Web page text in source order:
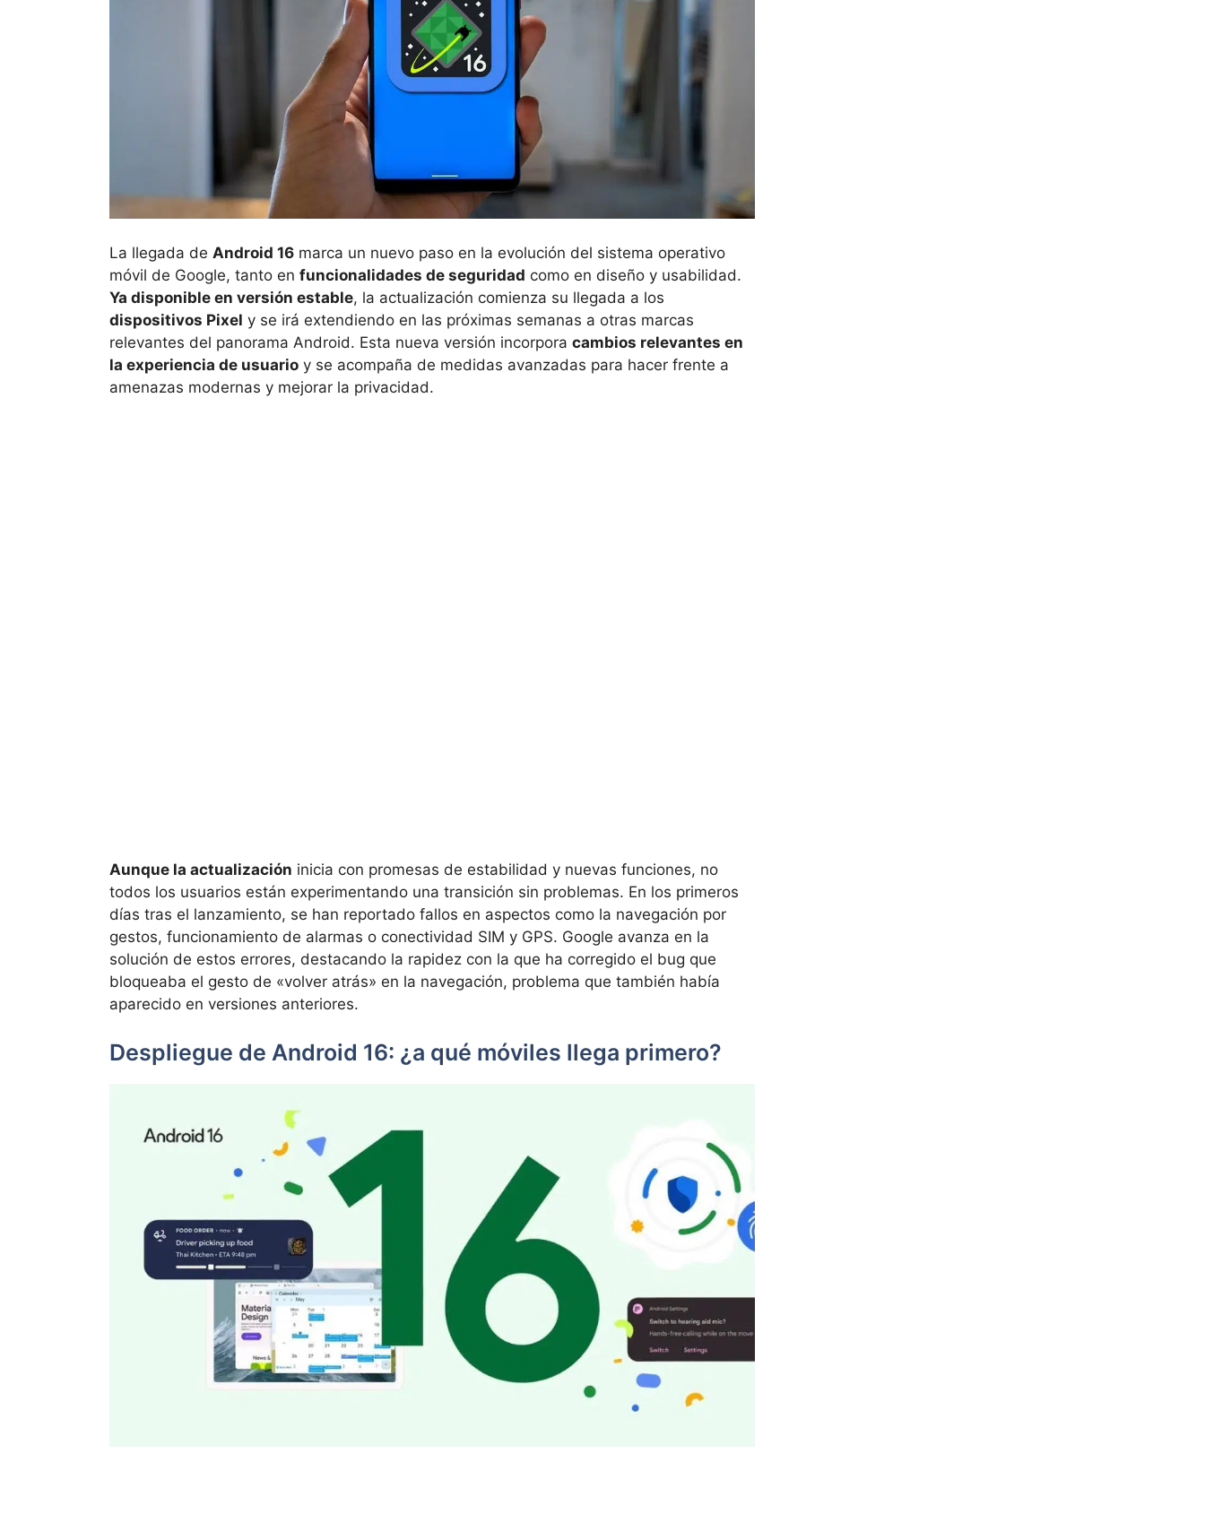
La llegada de Android 16 marca un nuevo paso en la evolución del sistema operativo
móvil de Google, tanto en funcionalidades de seguridad como en diseño y usabilidad.
Ya disponible en versión estable, la actualización comienza su llegada a los
dispositivos Pixel y se irá extendiendo en las próximas semanas a otras marcas
relevantes del panorama Android. Esta nueva versión incorpora cambios relevantes en
la experiencia de usuario y se acompaña de medidas avanzadas para hacer frente a
amenazas modernas y mejorar la privacidad.
Aunque la actualización inicia con promesas de estabilidad y nuevas funciones, no
todos los usuarios están experimentando una transición sin problemas. En los primeros
días tras el lanzamiento, se han reportado fallos en aspectos como la navegación por
gestos, funcionamiento de alarmas o conectividad SIM y GPS. Google avanza en la
solución de estos errores, destacando la rapidez con la que ha corregido el bug que
bloqueaba el gesto de «volver atrás» en la navegación, problema que también había
aparecido en versiones anteriores.
Despliegue de Android 16: ¿a qué móviles llega primero?